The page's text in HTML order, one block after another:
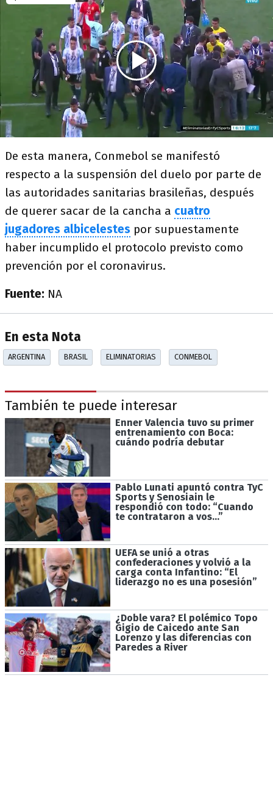
De esta manera, Conmebol se manifestó
respecto a la suspensión del duelo por parte de
las autoridades sanitarias brasileñas, después
de querer sacar de la cancha a cuatro
jugadores albicelestes por supuestamente
haber incumplido el protocolo previsto como
prevención por el coronavirus.
Fuente: NA
En esta Nota
ARGENTINA BRASIL ELIMINATORIAS CONMEBOL
También te puede interesar
Enner Valencia tuvo su primer
entrenamiento con Boca:
cuándo podría debutar
Pablo Lunati apuntó contra TyC
Sports y Senosiain le
respondió con todo: “Cuando
te contrataron a vos...”
UEFA se unió a otras
confederaciones y volvió a la
carga conta Infantino: “El
liderazgo no es una posesión”
¿Doble vara? El polémico Topo
Gigio de Caicedo ante San
Lorenzo y las diferencias con
Paredes a River